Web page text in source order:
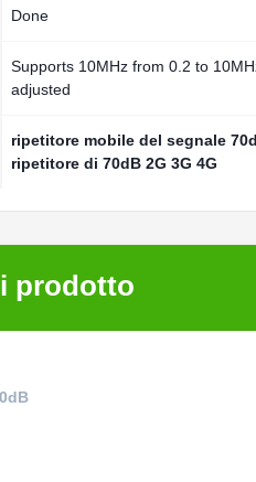
Done
Supports 10MHz from 0.2 to
adjusted
ripetitore mobile del segnale
ripetitore di 70dB 2G 3G 4G
prodotto